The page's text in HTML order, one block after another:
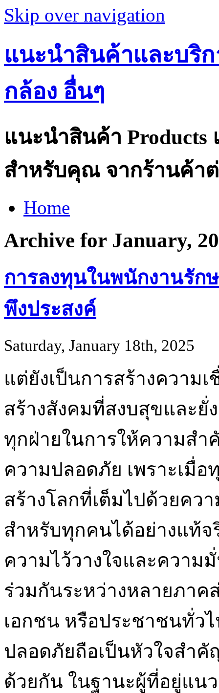
Skip over navigation
แนะนำสินค้าและบริ
กล้อง อื่นๆ
แนะนำสินค้า Products
สำหรับคุณ จากร้านค้าต่
Home
Archive for January,
การลงทุนในพนักงานรัก
พึงประสงค์
Saturday, January 18th, 2025
แต่ยังเป็นการสร้างความ
สร้างสังคมที่สงบสุขและยั่
ทุกฝ่ายในการให้ความส
ความปลอดภัย เพราะเมื่
สร้างโลกที่เต็มไปด้วยคว
สำหรับทุกคนได้อย่างแท้จ
ความไว้วางใจและความ
ร่วมกันระหว่างหลายภาค
เอกชน หรือประชาชนทั่ว
ปลอดภัยถือเป็นหัวใจสำ
ด้วยกัน ในฐานะผู้ที่อยู่แน